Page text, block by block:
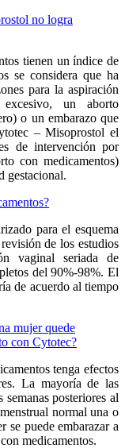
no logra
tienen un índice de
se considera que ha
para la aspiración
un aborto
o un embarazo que
– Misoprostol el
de intervención por
con medicamentos)
gestacional.
para el esquema
de los estudios
vaginal seriada de
del 90%-98%. El
de acuerdo al tiempo
mujer quede
con Cytotec?
tenga efectos
La mayoría de las
posteriores al
normal una o
se puede embarazar a
medicamentos.